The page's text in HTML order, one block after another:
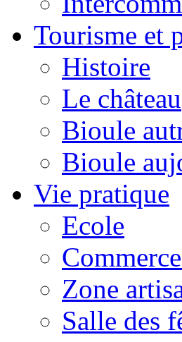
Tourisme et
Histoire
Le château
Bioule
Bioule
Vie pratique
Ecole
Zone
Salle des